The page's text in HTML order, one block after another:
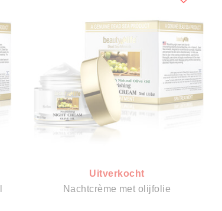
Uitverkocht
Nachtcrème met olijfolie